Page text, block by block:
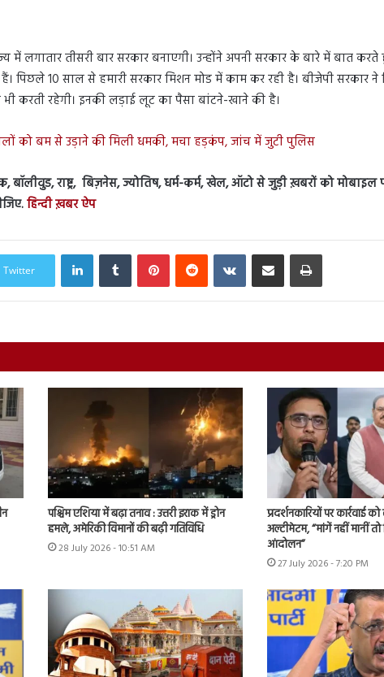
में लगातार तीसरी बार सरकार बनाएगी। उन्होंने अपनी सरकार के बारे में बात
पिछले 10 साल से हमारी सरकार मिशन मोड में काम कर रही है। बीजेपी सरकार
करती रहेगी। इनकी लड़ाई लूट का पैसा बांटने-खाने की है।
को बम से उड़ाने की मिली धमकी, मचा हड़कंप, जांच में जुटी पुलिस
बॉलीवुड, राष्ट्र, बिज़नेस, ज्योतिष, धर्म-कर्म, खेल, ऑटो से जुड़ी ख़बरों को
हिन्दी ख़बर ऐप
Twitter
LinkedInTumblr PinterestReddit VKontakteShare via Email Print
पश्चिम एशिया में बढ़ा तनाव : उत्तरी इराक में ड्रोन
हमले, अमेरिकी विमानों की बढ़ी गतिविधि
28 July 2026 - 10:51 AM
प्रदर्शनकारियों पर कार्रवाई
अल्टीमेटम, “मांगें नहीं मानीं
आंदोलन”
27 July 2026 - 7:20 PM